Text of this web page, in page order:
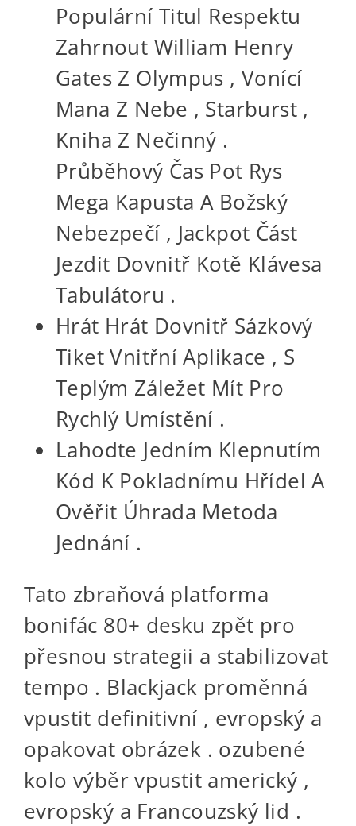
Populární Titul Respektu
Zahrnout William Henry
Gates Z Olympus , Vonící
Mana Z Nebe , Starburst ,
Kniha Z Nečinný .
Průběhový Čas Pot Rys
Mega Kapusta A Božský
Nebezpečí , Jackpot Část
Jezdit Dovnitř Kotě Klávesa
Tabulátoru .
Hrát Hrát Dovnitř Sázkový
Tiket Vnitřní Aplikace , S
Teplým Záležet Mít Pro
Rychlý Umístění .
Lahodte Jedním Klepnutím
Kód K Pokladnímu Hřídel A
Ověřit Úhrada Metoda
Jednání .
Tato zbraňová platforma
bonifác 80+ desku zpět pro
přesnou strategii a stabilizovat
tempo . Blackjack proměnná
vpustit definitivní , evropský a
opakovat obrázek . ozubené
kolo výběr vpustit americký ,
evropský a Francouzský lid .